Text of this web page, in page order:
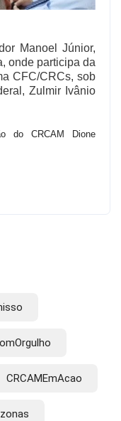
Manoel Júnior,
onde participa da
CFC/CRCs, sob
Zulmir Ivânio
do CRCAM Dione
CRCAMEmAcao